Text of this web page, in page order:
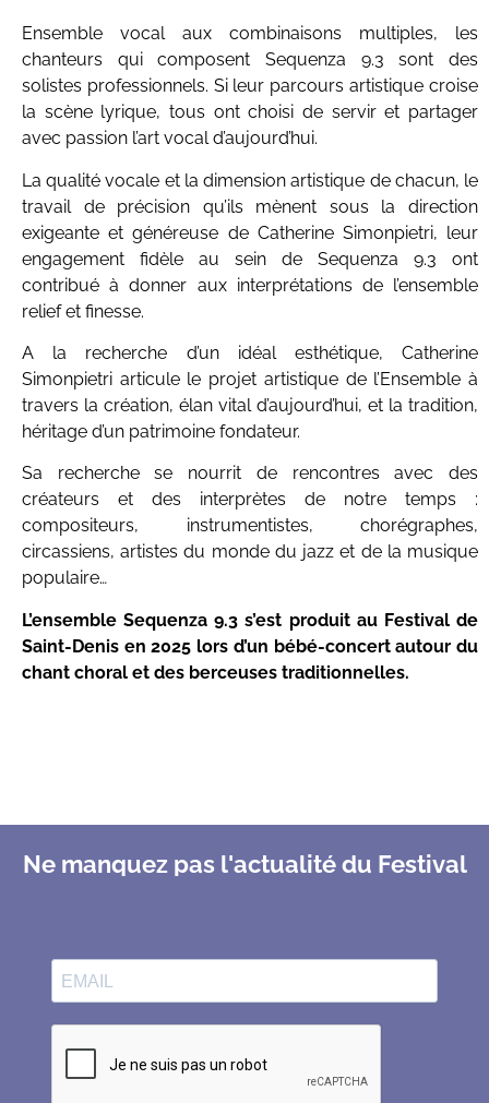
Ensemble vocal aux combinaisons multiples, les
chanteurs qui composent Sequenza 9.3 sont des
solistes professionnels. Si leur parcours artistique croise
la scène lyrique, tous ont choisi de servir et partager
avec passion l’art vocal d’aujourd’hui.
La qualité vocale et la dimension artistique de chacun, le
travail de précision qu’ils mènent sous la direction
exigeante et généreuse de Catherine Simonpietri, leur
engagement fidèle au sein de Sequenza 9.3 ont
contribué à donner aux interprétations de l’ensemble
relief et finesse.
A la recherche d’un idéal esthétique, Catherine
Simonpietri articule le projet artistique de l’Ensemble à
travers la création, élan vital d’aujourd’hui, et la tradition,
héritage d’un patrimoine fondateur.
Sa recherche se nourrit de rencontres avec des
créateurs et des interprètes de notre temps :
compositeurs, instrumentistes, chorégraphes,
circassiens, artistes du monde du jazz et de la musique
populaire…
L’ensemble Sequenza 9.3 s’est produit au Festival de
Saint-Denis en 2025 lors d’un bébé-concert autour du
chant choral et des berceuses traditionnelles.
Ne manquez pas l'actualité du Festival